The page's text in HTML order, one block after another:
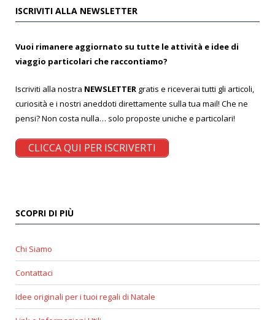
ISCRIVITI ALLA NEWSLETTER
Vuoi rimanere aggiornato su tutte le attività e idee di
viaggio particolari che raccontiamo?
Iscriviti alla nostra NEWSLETTER gratis e riceverai tutti gli articoli,
curiosità e i nostri aneddoti direttamente sulla tua mail! Che ne
pensi? Non costa nulla… solo proposte uniche e particolari!
CLICCA QUI PER ISCRIVERTI
SCOPRI DI PIÙ
Chi Siamo
Contattaci
Idee originali per i tuoi regali di Natale